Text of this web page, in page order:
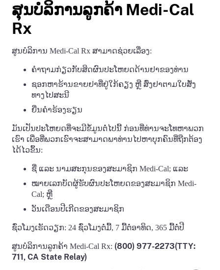
ສຸນບໍລິການລູກຄ້າ Medi-Cal
Rx
ສູນບໍລິການ Medi-Cal Rx ສາມາດຊ່ວຍເລື່ອງ:
ຄໍາຖາມກ່ຽວກັບສິດຜົນປະໂຫຍດດ້ານຢາຂອງທ່ານ
ຊອກຫາຮ້ານຂາຍຢາທີ່ຢູ່ໃກ້ຄຽງ ຫຼື ສົ່ງຢາຕາມໃບສັ່ງ
ທາງໄປສະນີ
ຍື່ນຄໍາຮ້ອງຮຽນ
ມັນເປັນປະໂຫຍດທີ່ຈະມີຂໍ້ມູນຕໍ່ໄປນີ້ ກ່ອນທີ່ທ່ານຈະໂທຫາພວກ
ເຮົາ ເພື່ອທີ່ພວກເຮົາຈະສາມາດພາທ່ານໄປຫາບຸກຄົນທີ່ຖືກຕ້ອງ
ໄດ້ໄວຂຶ້ນ:
ຊື່ ແລະ ນາມສະກຸນຂອງສະມາຊິກ Medi-Cal; ແລະ
ໝາຍເລກບັດຜູ້ຮັບຜົນປະໂຫຍດຂອງສະມາຊິກ Medi-
Cal; ຫຼື
ວັນເດືອນປີເກີດຂອງສະມາຊິກ
ຊົ່ວໂມງເຮັດວຽກ: 24 ຊົ່ວໂມງຕໍ່ມື້, 7 ມື້ຕໍ່ອາທິດ, 365 ມື້ຕໍ່ປີ
ສູນບໍລິການລູກຄ້າ Medi-Cal Rx: (800) 977-2273(TTY:
711, CA State Relay)